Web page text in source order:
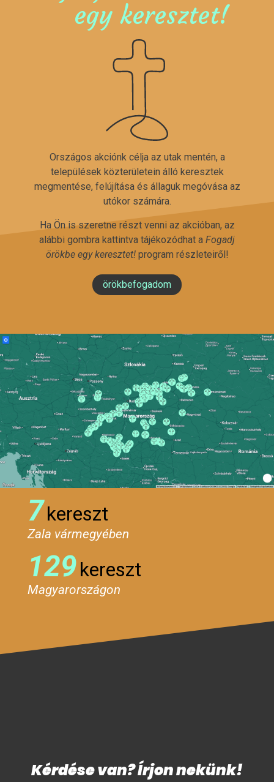
egy keresztet!
Országos akciónk célja az utak mentén, a
települések közterületein álló keresztek
megmentése, felújítása és állaguk megóvása az
utókor számára.
Ha Ön is szeretne részt venni az akcióban, az
alábbi gombra kattintva tájékozódhat a Fogadj
örökbe egy keresztet!program részleteiről!
örökbefogadom
7kereszt
Zala vármegyében
129kereszt
Magyarországon
Kérdése van? Írjon nekünk!